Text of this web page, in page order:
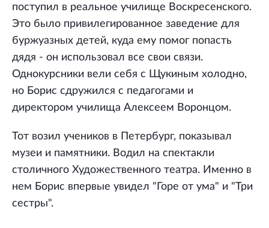
поступил в реальное училище Воскресенского.
Это было привилегированное заведение для
буржуазных детей, куда ему помог попасть
дядя - он использовал все свои связи.
Однокурсники вели себя с Щукиным холодно,
но Борис сдружился с педагогами и
директором училища Алексеем Воронцом.
Тот возил учеников в Петербург, показывал
музеи и памятники. Водил на спектакли
столичного Художественного театра. Именно в
нем Борис впервые увидел "Горе от ума" и "Три
сестры".